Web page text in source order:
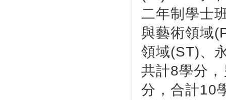
二年制學士
與藝術領域
領域(ST)、
共計8學分
分，合計10